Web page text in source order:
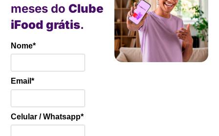
meses do Clube
iFood grátis.
Nome*
Email*
Celular / Whatsapp*